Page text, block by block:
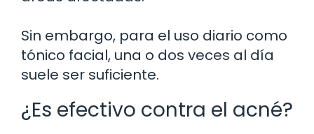
Sin embargo, para el uso diario como
tónico facial, una o dos veces al día
suele ser suficiente.
¿Es efectivo contra el acné?